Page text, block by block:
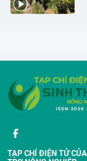
TẠP CHÍ ĐIỆN TỬ